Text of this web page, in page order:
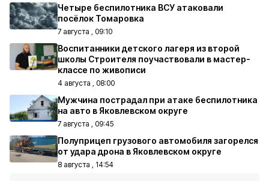
Четыре беспилотника ВСУ атаковали
посёлок Томаровка
7 августа , 09:10
Воспитанники детского лагеря из второй
школы Строителя поучаствовали в мастер-
классе по живописи
4 августа , 08:00
Мужчина пострадал при атаке беспилотника
на авто в Яковлевском округе
7 августа , 09:45
Полуприцеп грузового автомобиля загорелся
от удара дрона в Яковлевском округе
8 августа , 14:54